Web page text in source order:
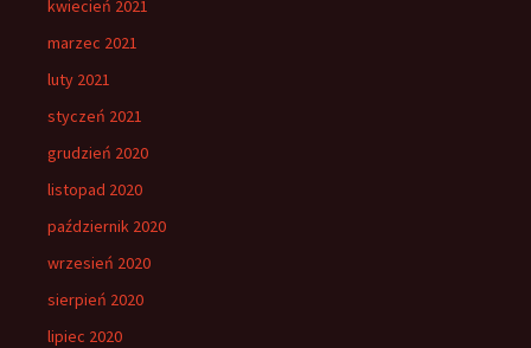
kwiecień 2021
marzec 2021
luty 2021
styczeń 2021
grudzień 2020
listopad 2020
październik 2020
wrzesień 2020
sierpień 2020
lipiec 2020